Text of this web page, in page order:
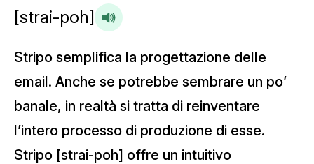
[strai-poh]
Stripo semplifica la progettazione delle
email. Anche se potrebbe sembrare un po’
banale, in realtà si tratta di reinventare
l’intero processo di produzione di esse.
Stripo [strai-poh] offre un intuitivo